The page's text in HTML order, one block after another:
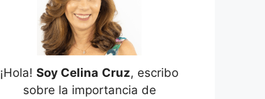
¡Hola! Soy Celina Cruz, escribo
sobre la importancia de